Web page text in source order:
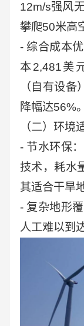
12m/s强风
攀爬50米高
- 综合成本
本2,481美
（自有设备
降幅达56%。
（二）环境
- 节水环保
技术，耗水
其适合干旱
- 复杂地形
人工难以到